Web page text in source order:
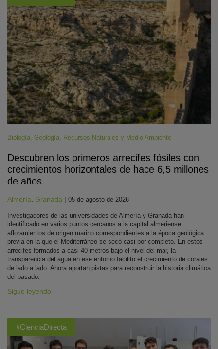
Biología Geología Recursos Naturales y Medio Ambiente
Descubren los primeros arrecifes fósiles con
crecimientos horizontales de hace 6,5 millones
de años
Almería Granada | 05 de agosto de 2026
Investigadores de las universidades de Almería y Granada han
identificado en varios puntos cercanos a la capital almeriense
afloramientos de origen marino correspondientes a la época geológica
previa en la que el Mediterráneo se secó casi por completo. En estos
arrecifes formados a casi 40 metros bajo el nivel del mar, la
transparencia del agua en ese entorno facilitó el crecimiento de corales
de lado a lado. Ahora aportan pistas para reconstruir la historia climática
del pasado.
Sigue leyendo
#CienciaDirecta